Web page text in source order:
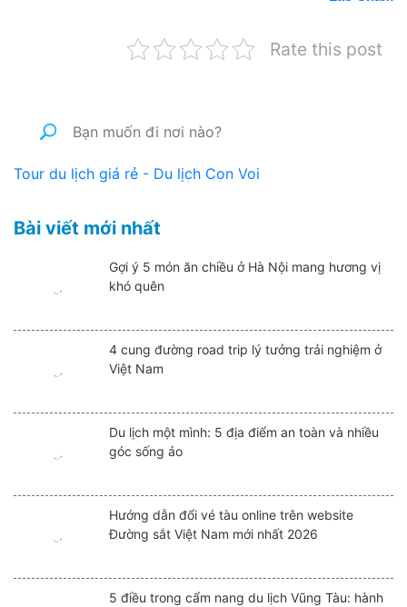
Rate this post
Tour du lịch giá rẻ - Du lịch Con Voi
Bài viết mới nhất
Gợi ý 5 món ăn chiều ở Hà Nội mang hương vị
khó quên
4 cung đường road trip lý tưởng trải nghiệm ở
Việt Nam
Du lịch một mình: 5 địa điểm an toàn và nhiều
góc sống ảo
Hướng dẫn đổi vé tàu online trên website
Đường sắt Việt Nam mới nhất 2026
5 điều trong cẩm nang du lịch Vũng Tàu: hành